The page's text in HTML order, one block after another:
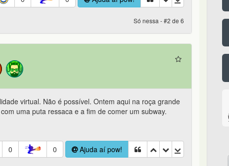
Só nessa - #2 de 6
virtual. Não é possível. Ontem aqui na roça grande
uma puta ressaca e a fim de comer um subway.
0 0 Ajuda aí pow!